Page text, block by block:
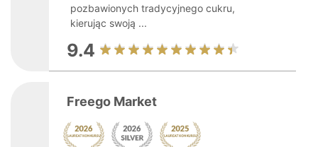
pozbawionych tradycyjnego cukru,
kierując swoją ...
9.4
Freego Market